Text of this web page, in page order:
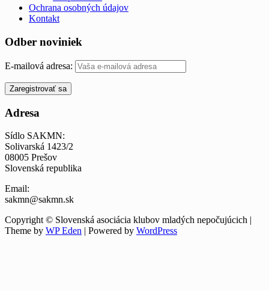
Ochrana osobných údajov
Kontakt
Odber noviniek
E-mailová adresa:
Adresa
Sídlo SAKMN:
Solivarská 1423/2
08005 Prešov
Slovenská republika
Email:
sakmn@sakmn.sk
Copyright © Slovenská asociácia klubov mladých nepočujúcich |
Theme by WP Eden | Powered by WordPress